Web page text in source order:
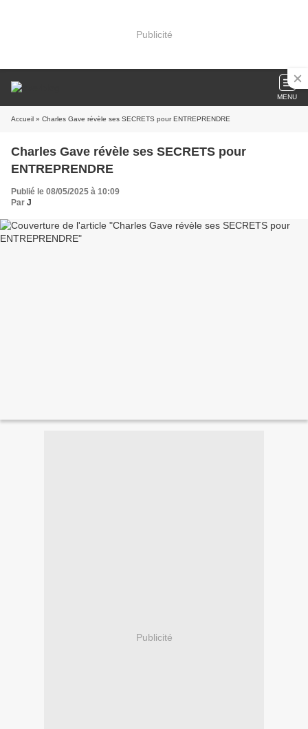
Publicité
MENU
Accueil » Charles Gave révèle ses SECRETS pour ENTREPRENDRE
Charles Gave révèle ses SECRETS pour
ENTREPRENDRE
Publié le 08/05/2025 à 10:09
Par J
Publicité